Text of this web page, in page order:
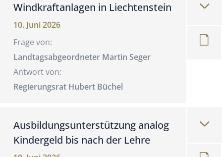
Windkraftanlagen in Liechtenstein
10. Juni 2026
Frage von:
Landtagsabgeordneter Martin Seger
Antwort von:
Regierungsrat Hubert Büchel
Ausbildungsunterstützung analog
Kindergeld bis nach der Lehre